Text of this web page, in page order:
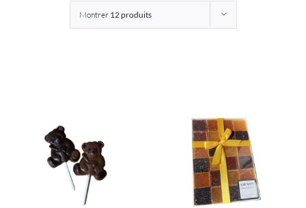
Montrer 12 produits